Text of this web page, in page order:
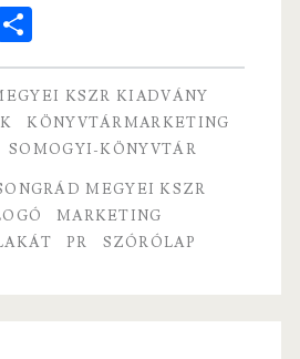
S
ha
re KSZR KIADVÁNY
KÖNYVTÁRMARKETING
SOMOGYI-KÖNYVTÁR
MEGYEI KSZR
MARKETING
PR SZÓRÓLAP